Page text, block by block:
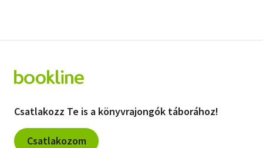
Csatlakozz Te is a könyvrajongók táborához!
Csatlakozom